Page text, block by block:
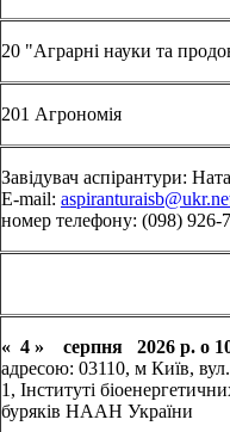
20 "Аграрні науки та
201 Агрономія
Завідувач аспірантури:
E-mail:
номер телефону: (098) 926-
« 4 » серпня 2026 р. о
адресою: 03110, м Київ,
1, Інституті
буряків НААН України